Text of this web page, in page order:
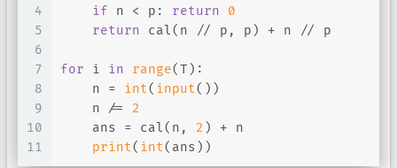
4
5
6
7
8
9
10
11
if n < p: return
0
return cal(n // p, p) + n // p
for i in range(T):
    n =
int( input())
    n /=
2
    ans = cal(n,
2 ) + n
print( int(ans))